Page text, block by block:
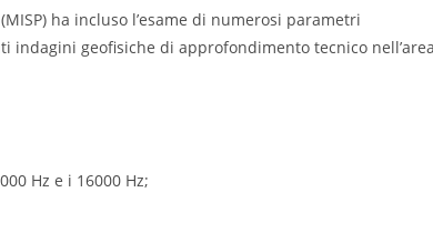
ha incluso l’esame di numerosi parametri
indagini geofisiche di approfondimento tecnico nell’area
Hz e i 16000 Hz;